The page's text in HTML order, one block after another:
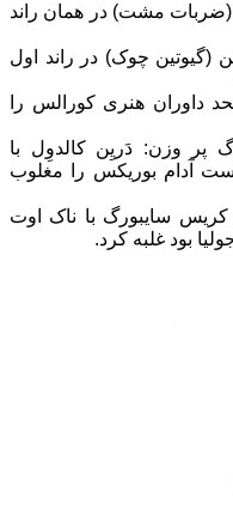
(ضربات مشت) در همان راند
چوک) در راند اول
داوران هنری کورالس را
پر وزن: دَریِن کالدوِل با
آدام بوریکس را مغلوب
کریس سایبورگ با ناک اوت
بود غلبه کرد.